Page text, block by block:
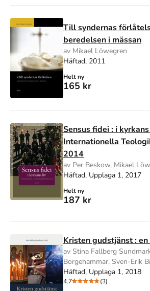
Till syndernas
beredelsen i mässan
av Mikael Löwegren
Häftad, 2011
Helt ny
165 kr
Sensus fidei : i
Internationella
2014
av Per Beskow, Mikael
Häftad, Upplaga 1, 2017
Helt ny
187 kr
Kristen gudstjänst :
av Stina Fallberg
Borgehammar, Sven-Erik
Häftad, Upplaga 1, 2018
4.7
(3)